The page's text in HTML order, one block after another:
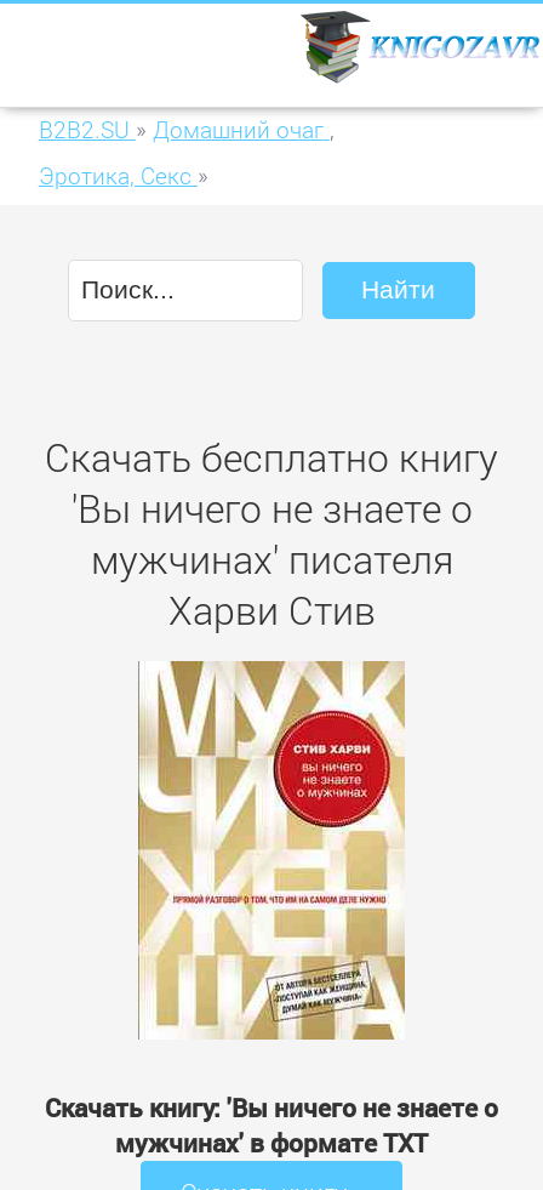
B2B2.SU » Домашний очаг ,
Эротика, Секс »
Скачать бесплатно книгу
'Вы ничего не знаете о
мужчинах' писателя
Харви Стив
Скачать книгу: 'Вы ничего не знаете о
мужчинах' в формате TXT